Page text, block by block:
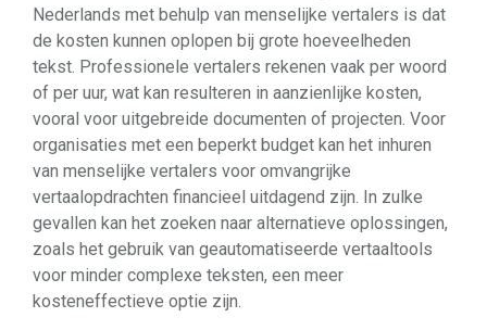
Nederlands met behulp van menselijke vertalers is dat
de kosten kunnen oplopen bij grote hoeveelheden
tekst. Professionele vertalers rekenen vaak per woord
of per uur, wat kan resulteren in aanzienlijke kosten,
vooral voor uitgebreide documenten of projecten. Voor
organisaties met een beperkt budget kan het inhuren
van menselijke vertalers voor omvangrijke
vertaalopdrachten financieel uitdagend zijn. In zulke
gevallen kan het zoeken naar alternatieve oplossingen,
zoals het gebruik van geautomatiseerde vertaaltools
voor minder complexe teksten, een meer
kosteneffectieve optie zijn.